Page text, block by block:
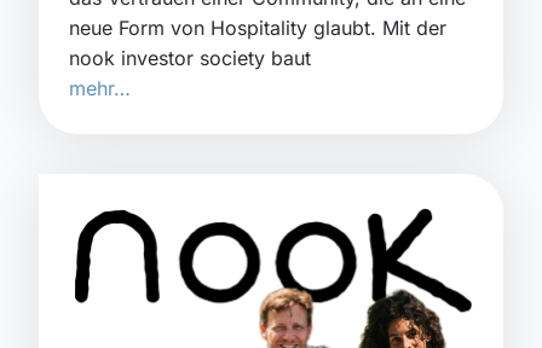
neue Form von Hospitality glaubt. Mit der
nook investor society baut
mehr…